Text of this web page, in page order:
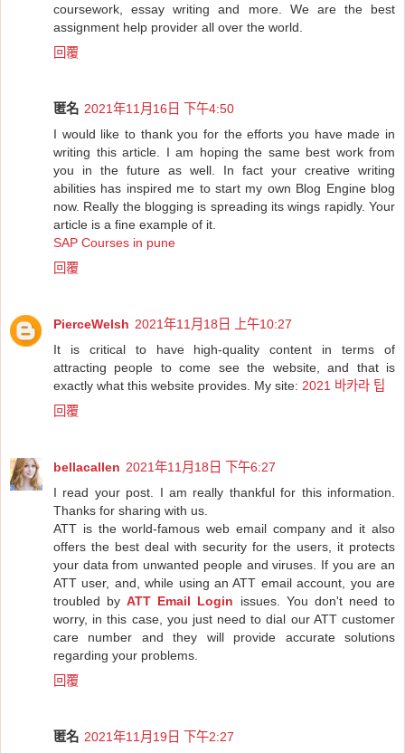
coursework, essay writing and more. We are the best
assignment help provider all over the world.
回覆
匿名 2021年11月16日 下午4:50
I would like to thank you for the efforts you have made in
writing this article. I am hoping the same best work from
you in the future as well. In fact your creative writing
abilities has inspired me to start my own Blog Engine blog
now. Really the blogging is spreading its wings rapidly. Your
article is a fine example of it.
SAP Courses in pune
回覆
PierceWelsh 2021年11月18日 上午10:27
It is critical to have high-quality content in terms of
attracting people to come see the website, and that is
exactly what this website provides. My site: 2021 바카라 팁
回覆
bellacallen 2021年11月18日 下午6:27
I read your post. I am really thankful for this information.
Thanks for sharing with us.
ATT is the world-famous web email company and it also
offers the best deal with security for the users, it protects
your data from unwanted people and viruses. If you are an
ATT user, and, while using an ATT email account, you are
troubled byATT Email Login issues. You don't need to
worry, in this case, you just need to dial our ATT customer
care number and they will provide accurate solutions
regarding your problems.
回覆
匿名 2021年11月19日 下午2:27